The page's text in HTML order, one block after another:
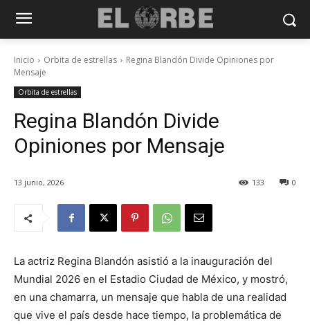
Inicio Orbita de estrellas
Regina Blandón Divide Opiniones por
Mensaje
Orbita de estrellas
Regina Blandón Divide
Opiniones por Mensaje
13 junio, 2026 0
133
La actriz Regina Blandón asistió a la inauguración del
Mundial 2026 en el Estadio Ciudad de México, y mostró,
en una chamarra, un mensaje que habla de una realidad
que vive el país desde hace tiempo, la problemática de